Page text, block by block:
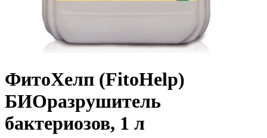
ФитоХелп (FitoHelp)
БИОразрушитель
бактериозов, 1 л